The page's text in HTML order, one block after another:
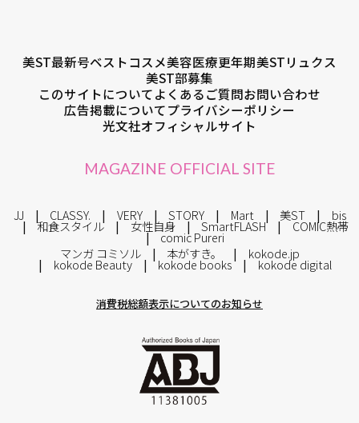
美ST最新号ベストコスメ美容医療更年期美STリュクス
美ST部募集
このサイトについてよくあるご質問お問い合わせ
広告掲載についてプライバシーポリシー
光文社オフィシャルサイト
MAGAZINE OFFICIAL SITE
JJ CLASSY. VERY STORY Mart 美ST bis
和食スタイル 女性自身 SmartFLASH COMIC熱帯
comic Pureri
マンガ コミソル
本がすき。 kokode.jp
kokode Beauty kokode books kokode digital
消費税総額表示についてのお知らせ